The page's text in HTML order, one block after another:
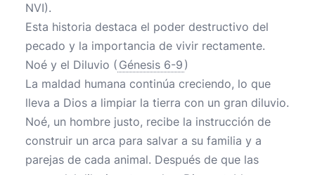
NVI).
Esta historia destaca el poder destructivo del
pecado y la importancia de vivir rectamente.
Noé y el Diluvio ( Génesis 6-9 )
La maldad humana continúa creciendo, lo que
lleva a Dios a limpiar la tierra con un gran diluvio.
Noé, un hombre justo, recibe la instrucción de
construir un arca para salvar a su familia y a
parejas de cada animal. Después de que las